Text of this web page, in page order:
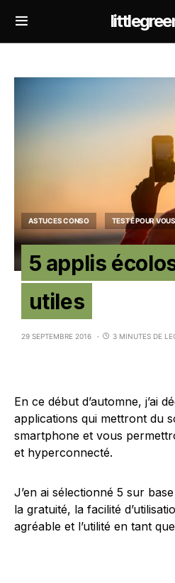
ASTUCES CONSO TESTÉ POUR VOUS
5 applis
utiles
29 SEPTEMBRE 2016 3 MINUTES DE
En ce début d’automne, j’ai
applications qui mettront du
smartphone et vous
et hyperconnecté.
J’en ai sélectionné 5 sur
la gratuité, la facilité
agréable et l’utilité en tant